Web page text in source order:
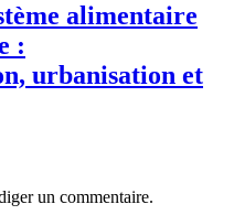
alimentaire
:
urbanisation et
un commentaire.